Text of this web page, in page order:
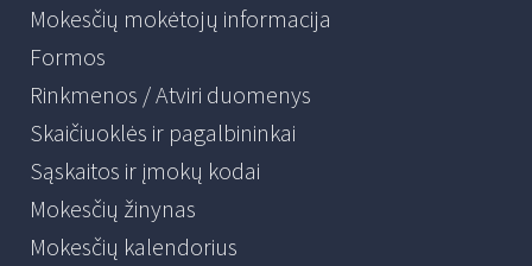
Mokesčių mokėtojų informacija
Formos
Rinkmenos / Atviri duomenys
Skaičiuoklės ir pagalbininkai
Sąskaitos ir įmokų kodai
Mokesčių žinynas
Mokesčių kalendorius